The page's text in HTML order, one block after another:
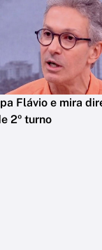
Flávio e mira
2º turno